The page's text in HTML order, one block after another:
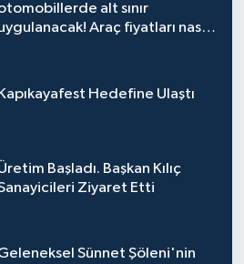
alt sınır
Araç fiyatları nasıl
Kapıkayafest Hedefine Ulaştı
Başladı. Başkan Kılıç
Ziyaret Etti
Sünnet Şöleni'nin